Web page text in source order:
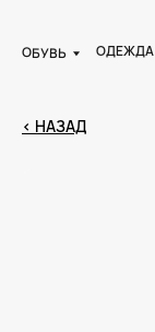
ОБУВЬ ОДЕЖДА
< НАЗАД